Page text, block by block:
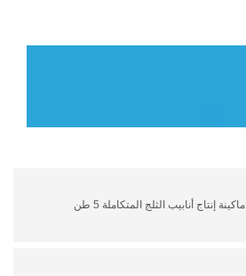
ماكينة إنتاج أنابيب الثلج المتكاملة 5 طن